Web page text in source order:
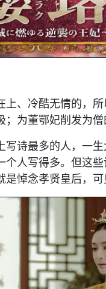
上、冷酷无情的，
为董鄂妃削发为
写诗最多的人，一
个人写得多。但这
悼念孝贤皇后，